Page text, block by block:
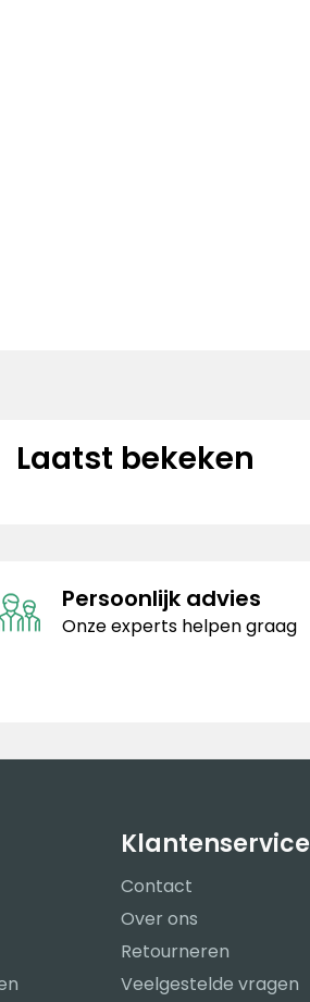
Laatst bekeken
Persoonlijk advies
Onze experts helpen graag
Klantenservice
Contact
Over ons
Retourneren
Veelgestelde vragen